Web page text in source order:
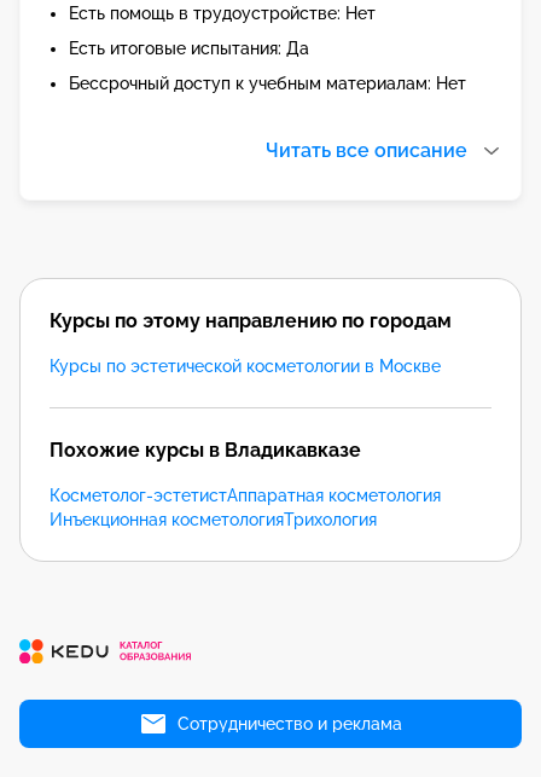
Есть помощь в трудоустройстве: Нет
Есть итоговые испытания: Да
Бессрочный доступ к учебным материалам: Нет
Читать все описание
Курсы по этому направлению по городам
Курсы по эстетической косметологии в Москве
Похожие курсы в Владикавказе
Косметолог-эстетистАппаратная косметология
Инъекционная косметологияТрихология
Сотрудничество и реклама